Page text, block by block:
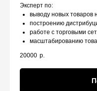
Эксперт по:
выводу новых товаров
построению
работе с торговыми
масштабированию
20000 р.